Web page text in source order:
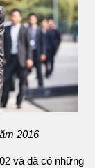
2016
và đã có những